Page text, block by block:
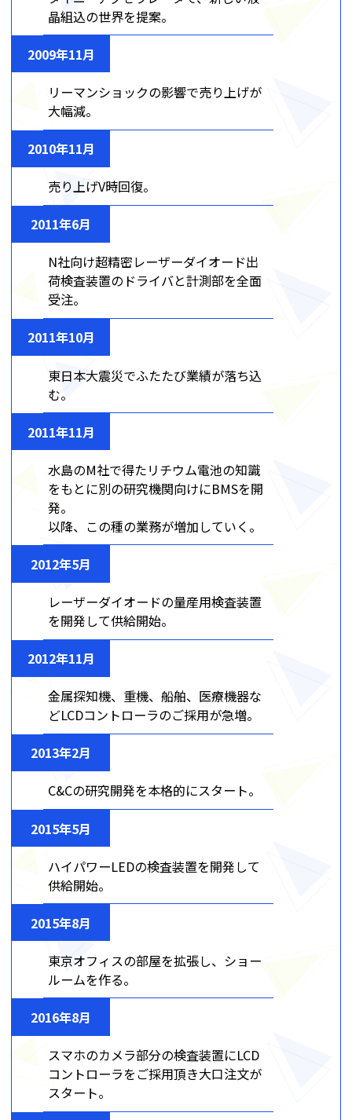
晶組込の世界を提案。
2009年11月
リーマンショックの影響で売り上げが
大幅減。
2010年11月
売り上げV時回復。
2011年6月
N社向け超精密レーザーダイオード出
荷検査装置のドライバと計測部を全面
受注。
2011年10月
東日本大震災でふたたび業績が落ち込
む。
2011年11月
水島のM社で得たリチウム電池の知識
をもとに別の研究機関向けにBMSを開
発。
以降、この種の業務が増加していく。
2012年5月
レーザーダイオードの量産用検査装置
を開発して供給開始。
2012年11月
金属探知機、重機、船舶、医療機器な
どLCDコントローラのご採用が急増。
2013年2月
C&Cの研究開発を本格的にスタート。
2015年5月
ハイパワーLEDの検査装置を開発して
供給開始。
2015年8月
東京オフィスの部屋を拡張し、ショー
ルームを作る。
2016年8月
スマホのカメラ部分の検査装置にLCD
コントローラをご採用頂き大口注文が
スタート。